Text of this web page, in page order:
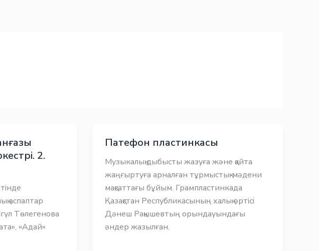
2.
аспаптар
Төлегенова
«Адай»
Патефон пластинкасы
Музыкалық дыбысты жазуға және қайта
жаңғыртуға арналған тұрмыстық-мәдени
мақсаттағы бұйым. Грампластинкада
Қазақстан Республикасының халық әртісі
Дәнеш Рақышевтың орындауындағы
әндер жазылған.